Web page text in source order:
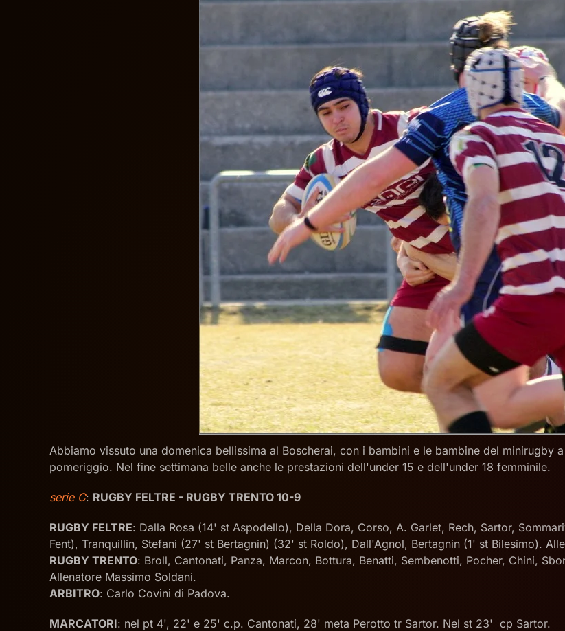
Abbiamo vissuto una domenica bellissima al Boscherai, con i bambini e le bambine del minirugby
pomeriggio. Nel fine settimana belle anche le prestazioni dell'under 15 e dell'under 18 femminile.
serie C: RUGBY FELTRE - RUGBY TRENTO 10-9
RUGBY FELTRE: Dalla Rosa (14' st Aspodello), Della Dora, Corso, A. Garlet, Rech, Sartor,
Fent), Tranquillin, Stefani (27' st Bertagnin) (32' st Roldo), Dall'Agnol, Bertagnin (1' st Bilesimo).
RUGBY TRENTO: Broll, Cantonati, Panza, Marcon, Bottura, Benatti, Sembenotti, Pocher, Chini,
Allenatore Massimo Soldani.
ARBITRO: Carlo Covini di Padova.
MARCATORI: nel pt 4', 22' e 25' c.p. Cantonati, 28' meta Perotto tr Sartor. Nel st 23' cp Sartor.